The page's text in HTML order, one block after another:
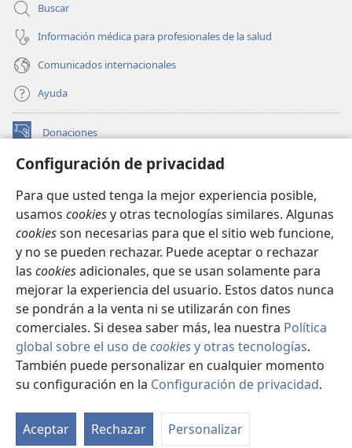
Configuración de privacidad
Para que usted tenga la mejor experiencia posible,
usamos cookiesy otras tecnologías similares. Algunas
cookiesson necesarias para que el sitio web funcione,
y no se pueden rechazar. Puede aceptar o rechazar
las cookiesadicionales, que se usan solamente para
mejorar la experiencia del usuario. Estos datos nunca
se pondrán a la venta ni se utilizarán con fines
comerciales. Si desea saber más, lea nuestra Política
global sobre el uso decookiesy otras tecnologías.
También puede personalizar en cualquier momento
su configuración en la Configuración de privacidad.
Aceptar Rechazar Personalizar
Buscar
Información médica para profesionales de la salud
Comunicados internacionales
Ayuda
Donaciones
(abre
nueva BIBLIOTECA EN LÍNEA Watchtower™
una
nueva
ventana)
JW Hub
(abre
una
nueva
ventana)
JW Library
Watchtower Library
Copyright© 2026 Watch Tower Bible and Tract Society of Pennsylvania.
CONDICIONES DE USO|POLÍTICA DE PRIVACIDAD|
CONFIGURACIÓN DE PRIVACIDAD